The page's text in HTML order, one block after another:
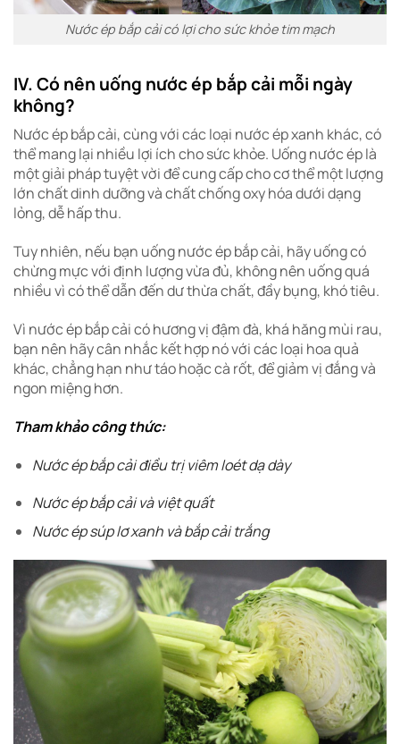
Nước ép bắp cải có lợi cho sức khỏe tim mạch
IV. Có nên uống nước ép bắp cải mỗi ngày
không?
Nước ép bắp cải, cùng với các loại nước ép xanh khác, có
thể mang lại nhiều lợi ích cho sức khỏe. Uống nước ép là
một giải pháp tuyệt vời để cung cấp cho cơ thể một lượng
lớn chất dinh dưỡng và chất chống oxy hóa dưới dạng
lỏng, dễ hấp thu.
Tuy nhiên, nếu bạn uống nước ép bắp cải, hãy uống có
chừng mực với định lượng vừa đủ, không nên uống quá
nhiều vì có thể dẫn đếndư thừa chất, đầy bụng, khó tiêu.
Vì nước ép bắp cải có hương vị đậm đà, khá hăng mùi rau,
bạn nên hãy cân nhắc kết hợp nó với các loại hoa quả
khác, chẳng hạn như táo hoặc cà rốt, để giảm vị đắng và
ngon miệng hơn.
Tham khảo công thức:
Nước ép bắp cải điều trị viêm loét dạ dày
Nước ép bắp cải và việt quất
Nước ép súp lơ xanh và bắp cải trắng